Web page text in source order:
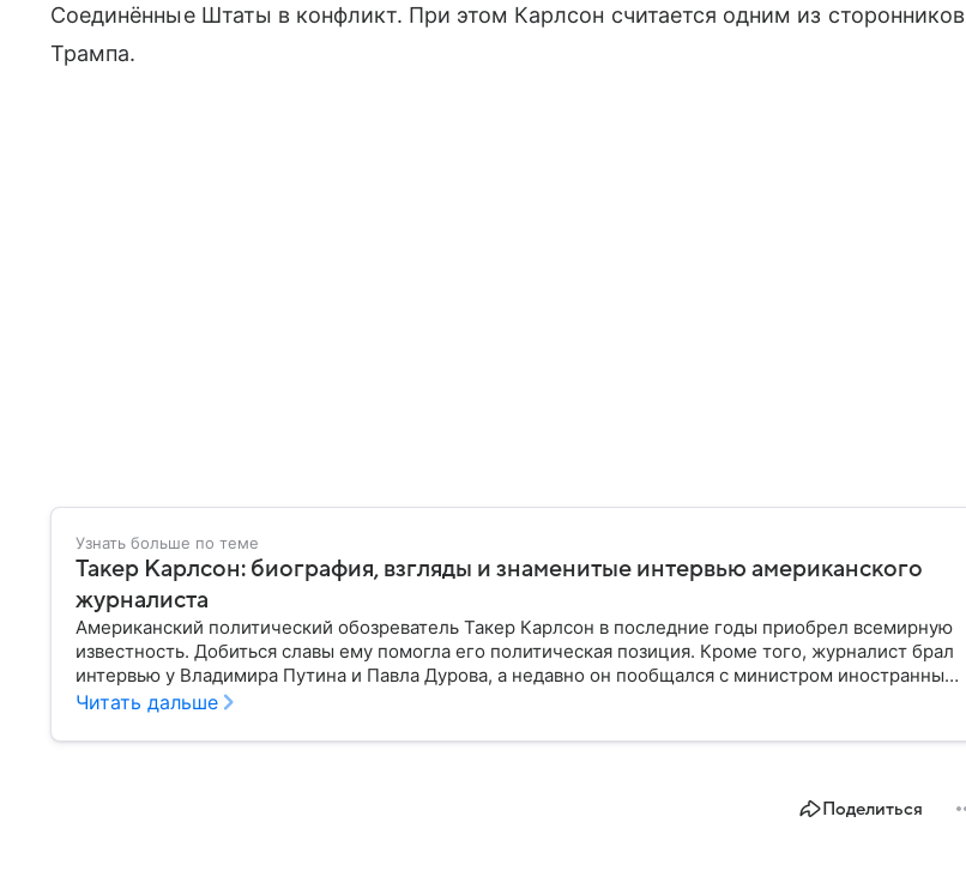
Соединённые Штаты в конфликт. При этом Карлсон считается одним из сторонников
Трампа.
Узнать больше по теме
Такер Карлсон: биография, взгляды и знаменитые интервью американского
журналиста
Американский политический обозреватель Такер Карлсон в последние годы приобрел всемирную
известность. Добиться славы ему помогла его политическая позиция. Кроме того, журналист брал
интервью у Владимира Путина и Павла Дурова, а недавно он пообщался с министром иностранных
дел РФ Сергеем Лавровым.
Читать дальше
Поделиться